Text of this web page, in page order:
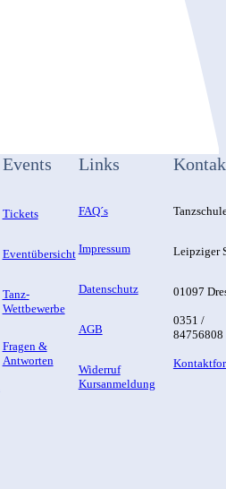
Events
Tickets
Eventübersicht
Tanz-
Wettbewerbe
Fragen &
Antworten
Links
FAQ´s
Impressum
Datenschutz
AGB
Widerruf
Kursanmeldung
Leipziger
01097
0351 /
84756808